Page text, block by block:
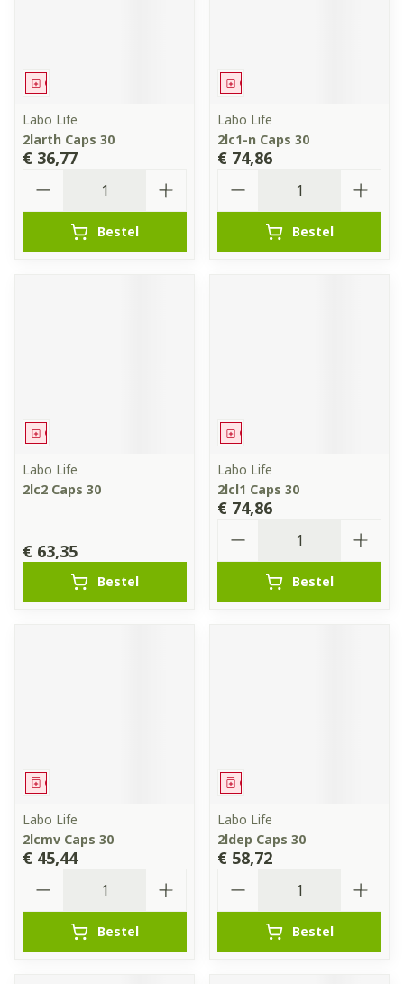
Geneesmiddel
Labo Life
2larth Caps 30
€ 36,77
Bestel
Geneesmiddel
Labo Life
2lc1-n Caps 30
€ 74,86
Bestel
Geneesmiddel
Labo Life
2lc2 Caps 30
€ 63,35
Bestel
Geneesmiddel
Labo Life
2lcl1 Caps 30
€ 74,86
Bestel
Geneesmiddel
Labo Life
2lcmv Caps 30
€ 45,44
Bestel
Geneesmiddel
Labo Life
2ldep Caps 30
€ 58,72
Bestel